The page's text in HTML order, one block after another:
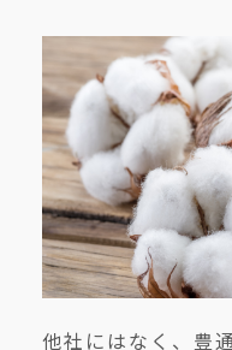
他社にはなく、豊